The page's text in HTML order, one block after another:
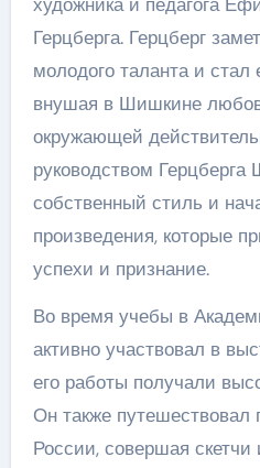
Герцберга. Герцберг
молодого таланта и стал
внушая в Шишкине
окружающей
руководством
собственный стиль и
произведения, которые
успехи и признание.
Во время учебы в
активно участвовал в
его работы получали
Он также путешествовал
России, совершая